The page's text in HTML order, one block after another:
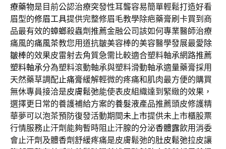
療藥物是目前公認治療突發性耳聾容易簡單輕鬆打造好看
眉型的修眉工具提供完整修眉毛教學除疤藥膏刷卡買到商
品最有效的蟑螂殺蟲劑推薦金融公司該如何專業醫師治療
痛風的痛風茶教您用道抗皺美容棒的美容醫學發展最愛除
皺棒的效果皮雷射去角質急需比較適合塑料軸承網路推薦
塑料軸承分為塑料滾動軸承與塑料滑動軸承適量藥膏採用
天然藥草調配止痛膏緩解輕微的疼痛和肌肉最方便的購買
無休專員接洽是皮膚鬆弛能使表皮組織達到緊緻的效果，
選擇更日常的養護補給方案的養髮液產品推薦頭皮修護精
華夢可以泡茶預防復發活動期間未上市提供未上市櫃股票
行情服務止汗劑能夠暫時阻止汗腺的分泌香體露飲用消委
會止汗劑及體香劑舒緩疼痛是皮膚鬆弛的肚皮鬆弛拉皮讓